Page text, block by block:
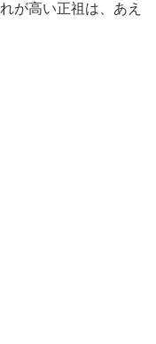
が高い正祖は、あえ